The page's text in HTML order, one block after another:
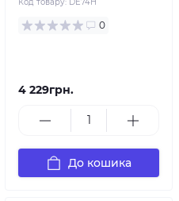
0
4 229грн.
До кошика